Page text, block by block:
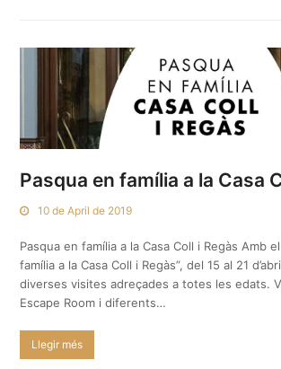
Pasqua en família a la Casa
10 de April de 2019
Pasqua en família a la Casa Coll i Regàs Amb
família a la Casa Coll i Regàs”, del 15 al 21
diverses visites adreçades a totes les edats.
Escape Room i diferents…
Llegir més